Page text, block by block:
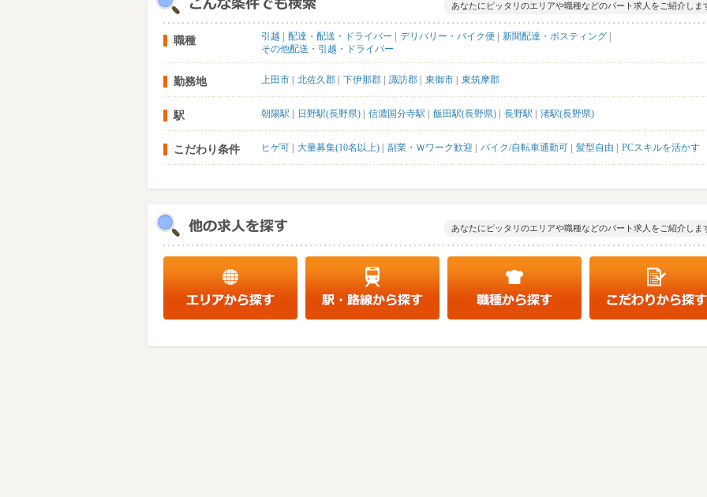
あなたにピッタリのエリアや職種などのパート求人をご紹介しま
職種 引越 配達・配送・ドライバー デリバリー・バイク便
新聞配達・ポスティング
その他配送・引越・ドライバー
勤務地 上田市 北佐久郡 下伊那郡 諏訪郡 東御市 東筑摩郡
駅 朝陽駅 日野駅(長野県) 信濃国分寺駅 飯田駅(長野県) 長野駅 渚駅(長野県)
こだわり条件 ヒゲ可 大量募集(10名以上) 副業・Ｗワーク歓迎 バイク/自転車通勤可 髪型自由 PCスキルを活かす
あなたにピッタリのエリアや職種などのパート求人をご紹介しま